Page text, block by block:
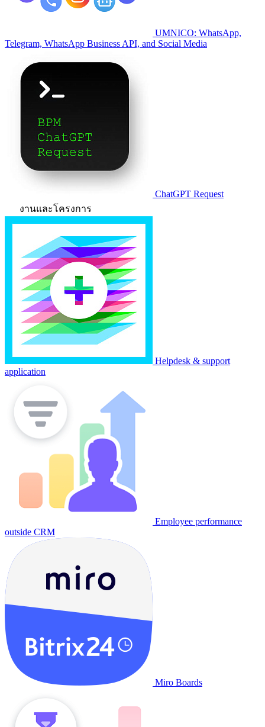
UMNICO: WhatsApp,
Telegram, WhatsApp Business API, and Social Media
ChatGPT Request
งานและโครงการ
Helpdesk & support
application
Employee performance
outside CRM
Miro Boards